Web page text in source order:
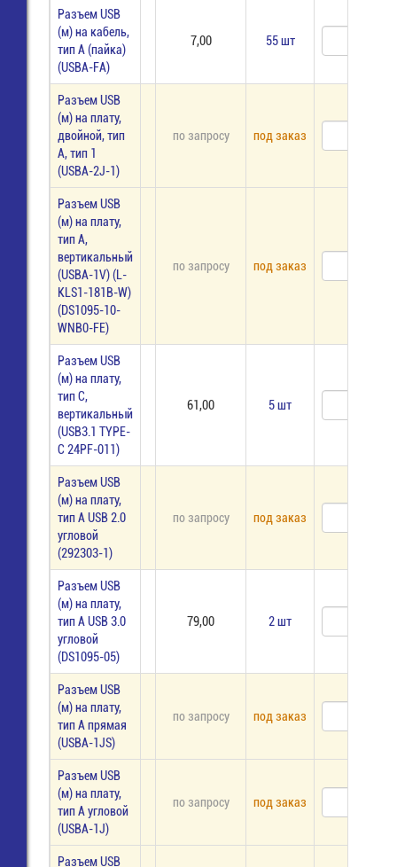
Разъем USB
(м) на кабель,
тип А (пайка)
(USBA-FA)
7,00 55 шт
Разъем USB
(м) на плату,
двойной, тип
А, тип 1
(USBA-2J-1)
по запросу под заказ
Разъем USB
(м) на плату,
тип A,
вертикальный
(USBA-1V) (L-
KLS1-181B-W)
(DS1095-10-
WNB0-FE)
по запросу под заказ
Разъем USB
(м) на плату,
тип C,
вертикальный
(USB3.1 TYPE-
C 24PF-011)
61,00 5 шт
Разъем USB
(м) на плату,
тип А USB 2.0
угловой
(292303-1)
по запросу под заказ
Разъем USB
(м) на плату,
тип А USB 3.0
угловой
(DS1095-05)
79,00 2 шт
Разъем USB
(м) на плату,
тип А прямая
(USBA-1JS)
по запросу под заказ
Разъем USB
(м) на плату,
тип А угловой
(USBA-1J)
по запросу под заказ
Разъем USB